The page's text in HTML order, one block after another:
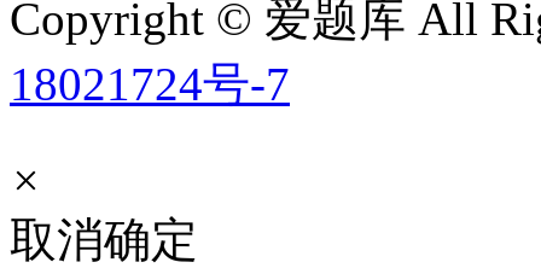
Copyright © 爱题库 All
18021724号-7
×
取消确定